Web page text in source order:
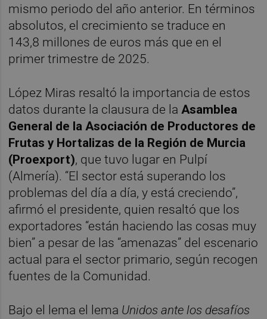
mismo periodo del año anterior. En términos
absolutos, el crecimiento se traduce en
143,8 millones de euros más que en el
primer trimestre de 2025.
López Miras resaltó la importancia de estos
datos durante la clausura de la Asamblea
General de la Asociación de Productores de
Frutas y Hortalizas de la Región de Murcia
(Proexport), que tuvo lugar en Pulpí
(Almería). “El sector está superando los
problemas del día a día, y está creciendo”,
afirmó el presidente, quien resaltó que los
exportadores “están haciendo las cosas muy
bien” a pesar de las “amenazas” del escenario
actual para el sector primario, según recogen
fuentes de la Comunidad.
Bajo el lema el lema Unidos ante los desafíos